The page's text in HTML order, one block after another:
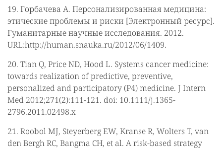
19. Горбачева А. Персонализированная медицина:
этические проблемы и риски [Электронный ресурс].
Гуманитарные научные исследования. 2012.
URL:http://human.snauka.ru/2012/06/1409.
20. Tian Q, Price ND, Hood L. Systems cancer medicine:
towards realization of predictive, preventive,
personalized and participatory (P4) medicine. J Intern
Med 2012;271(2):111-121. doi: 10.1111/j.1365-
2796.2011.02498.x
21. Roobol MJ, Steyerberg EW, Kranse R, Wolters T, van
den Bergh RC, Bangma CH, et al. A risk-based strategy